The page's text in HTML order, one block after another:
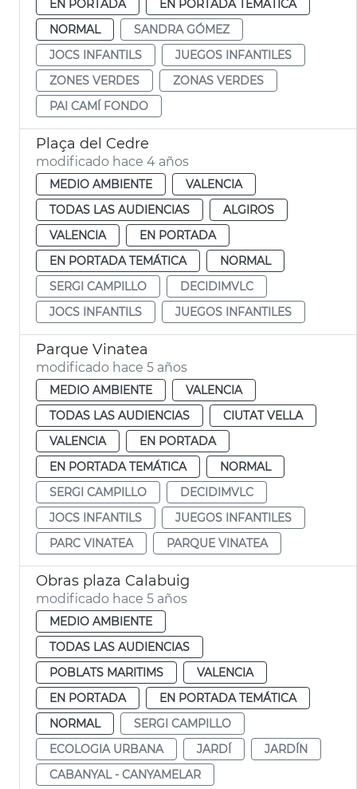
EN PORTADA
EN PORTADA TEMÁTICA
NORMAL
SANDRA GÓMEZ
JOCS INFANTILS
JUEGOS INFANTILES
ZONES VERDES
ZONAS VERDES
PAI CAMÍ FONDO
Plaça del Cedre
modificado hace 4 años
MEDIO AMBIENTE
VALENCIA
TODAS LAS AUDIENCIAS
ALGIROS
VALENCIA
EN PORTADA
EN PORTADA TEMÁTICA
NORMAL
SERGI CAMPILLO
DECIDIMVLC
JOCS INFANTILS
JUEGOS INFANTILES
Parque Vinatea
modificado hace 5 años
MEDIO AMBIENTE
VALENCIA
TODAS LAS AUDIENCIAS
CIUTAT VELLA
VALENCIA
EN PORTADA
EN PORTADA TEMÁTICA
NORMAL
SERGI CAMPILLO
DECIDIMVLC
JOCS INFANTILS
JUEGOS INFANTILES
PARC VINATEA
PARQUE VINATEA
Obras plaza Calabuig
modificado hace 5 años
MEDIO AMBIENTE
TODAS LAS AUDIENCIAS
POBLATS MARITIMS
VALENCIA
EN PORTADA
EN PORTADA TEMÁTICA
NORMAL
SERGI CAMPILLO
ECOLOGIA URBANA
JARDÍ
JARDÍN
CABANYAL - CANYAMELAR